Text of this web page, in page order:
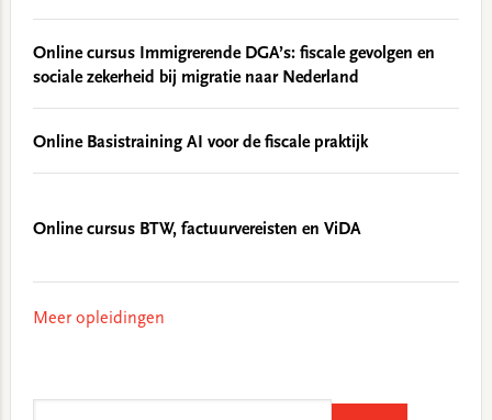
Online cursus Immigrerende DGA’s: fiscale gevolgen en
sociale zekerheid bij migratie naar Nederland
Online Basistraining AI voor de fiscale praktijk
Online cursus BTW, factuurvereisten en ViDA
Meer opleidingen